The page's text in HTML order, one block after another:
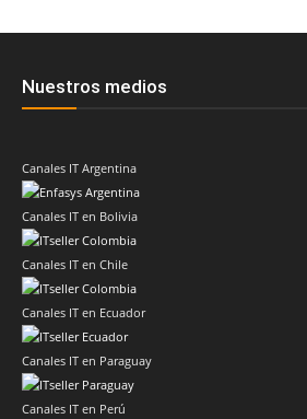
Nuestros medios
Canales IT Argentina
Canales IT en Bolivia
Canales IT en Chile
Canales IT en Ecuador
Canales IT en Paraguay
Canales IT en Perú